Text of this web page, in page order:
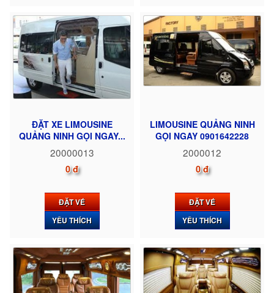
ĐẶT XE LIMOUSINE
QUẢNG NINH GỌI NGAY...
20000013
0 đ
ĐẶT VÉ
YÊU THÍCH
LIMOUSINE QUẢNG NINH
GỌI NGAY 0901642228
2000012
0 đ
ĐẶT VÉ
YÊU THÍCH